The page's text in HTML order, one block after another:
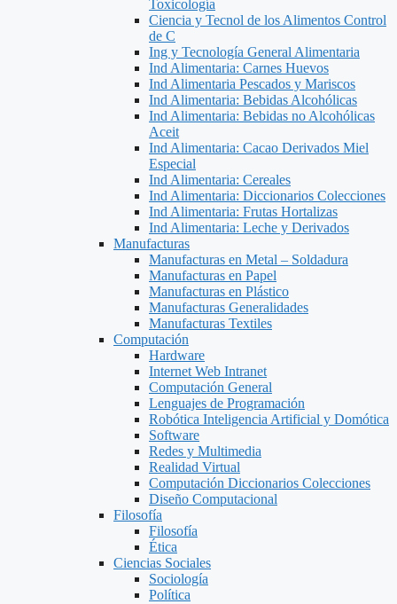
Toxicología
Ciencia y Tecnol de los Alimentos Control
de C
Ing y Tecnología General Alimentaria
Ind Alimentaria: Carnes Huevos
Ind Alimentaria Pescados y Mariscos
Ind Alimentaria: Bebidas Alcohólicas
Ind Alimentaria: Bebidas no Alcohólicas
Aceit
Ind Alimentaria: Cacao Derivados Miel
Especial
Ind Alimentaria: Cereales
Ind Alimentaria: Diccionarios Colecciones
Ind Alimentaria: Frutas Hortalizas
Ind Alimentaria: Leche y Derivados
Manufacturas
Manufacturas en Metal – Soldadura
Manufacturas en Papel
Manufacturas en Plástico
Manufacturas Generalidades
Manufacturas Textiles
Computación
Hardware
Internet Web Intranet
Computación General
Lenguajes de Programación
Robótica Inteligencia Artificial y Domótica
Software
Redes y Multimedia
Realidad Virtual
Computación Diccionarios Colecciones
Diseño Computacional
Filosofía
Filosofía
Ética
Ciencias Sociales
Sociología
Política